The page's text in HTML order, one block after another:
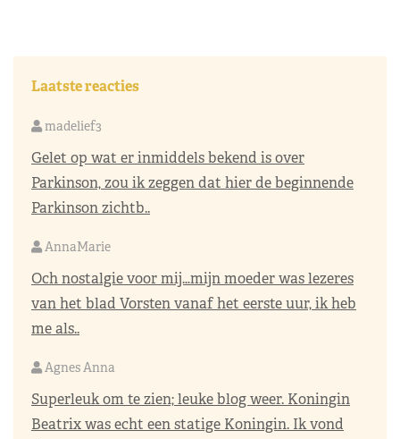
Laatste reacties
madelief3
Gelet op wat er inmiddels bekend is over
Parkinson, zou ik zeggen dat hier de beginnende
Parkinson zichtb..
AnnaMarie
Och nostalgie voor mij…mijn moeder was lezeres
van het blad Vorsten vanaf het eerste uur, ik heb
me als..
Agnes Anna
Superleuk om te zien; leuke blog weer. Koningin
Beatrix was echt een statige Koningin. Ik vond